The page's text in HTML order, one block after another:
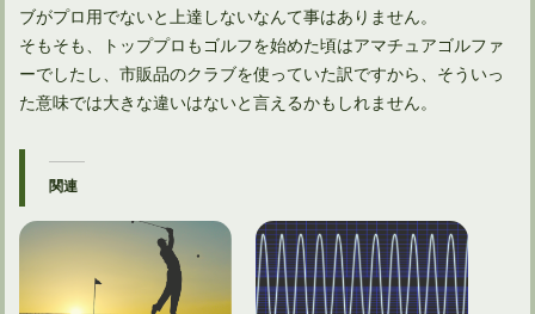
ブがプロ用でないと上達しないなんて事はありません。
そもそも、トッププロもゴルフを始めた頃はアマチュアゴルファ
ーでしたし、市販品のクラブを使っていた訳ですから、そういっ
た意味では大きな違いはないと言えるかもしれません。
関連